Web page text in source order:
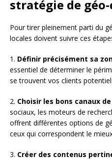
stratégie de
Pour tirer pleinement parti du
locales doivent suivre ces
1. Définir précisément sa
essentiel de déterminer le
se trouvent vos clients
2. Choisir les bons canaux
sociaux, les moteurs de
offrent différentes options de
ceux qui correspondent le
3. Créer des contenus